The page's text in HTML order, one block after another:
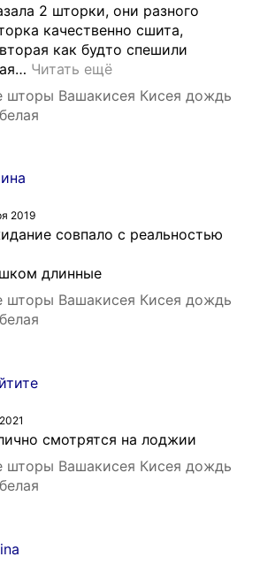
2 шторки, они разного
качественно сшита,
как будто спешили
… Читать ещё
шторы Вашакисея Кисея дождь
2019
совпало с реальностью
длинные
шторы Вашакисея Кисея дождь
смотрятся на лоджии
шторы Вашакисея Кисея дождь